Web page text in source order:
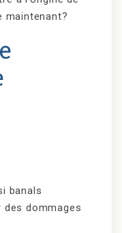
maintenant?
banals
dommages